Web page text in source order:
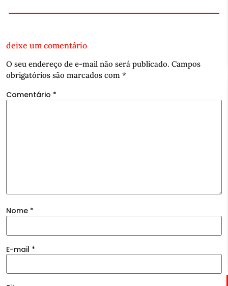
deixe um comentário
O seu endereço de e-mail não será publicado. Campos
obrigatórios são marcados com *
Comentário *
Nome *
E-mail *